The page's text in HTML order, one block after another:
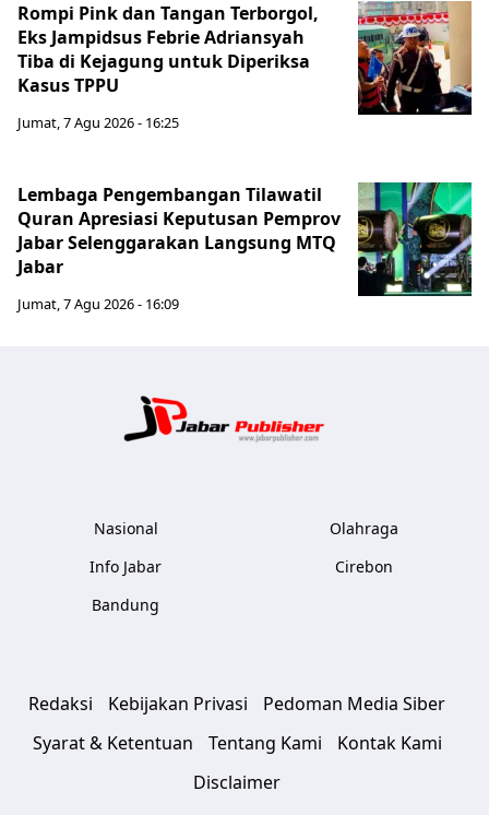
Rompi Pink dan Tangan Terborgol,
Eks Jampidsus Febrie Adriansyah
Tiba di Kejagung untuk Diperiksa
Kasus TPPU
Jumat, 7 Agu 2026 - 16:25
Lembaga Pengembangan Tilawatil
Quran Apresiasi Keputusan Pemprov
Jabar Selenggarakan Langsung MTQ
Jabar
Jumat, 7 Agu 2026 - 16:09
Nasional
Info Jabar
Bandung
Olahraga
Cirebon
Redaksi Kebijakan Privasi
Pedoman Media Siber
Syarat & Ketentuan
Tentang Kami
Kontak Kami
Disclaimer